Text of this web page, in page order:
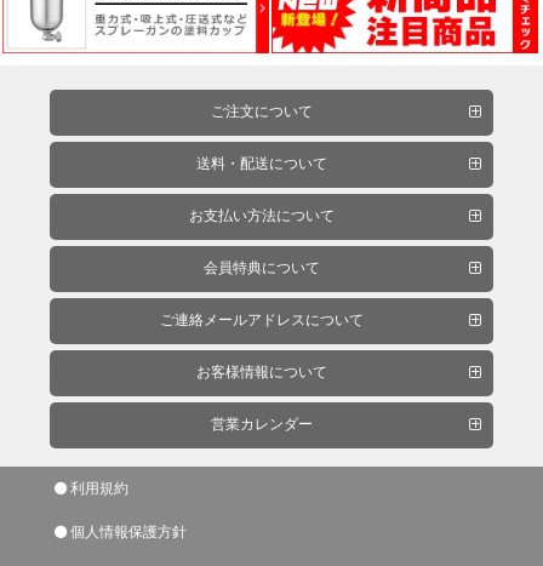
ア
ス・
ご注文について
送料・配送について
お支払い方法について
会員特典について
ご連絡メールアドレスについて
お客様情報について
営業カレンダー
利用規約
個人情報保護方針